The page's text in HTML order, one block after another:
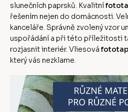
slunečních paprsků. Kvalitní
řešením nejen do domácnosti.
kanceláře. Správně zvolený vzor
uspořádání a při této příležitosti
rozjasnit interiér. Vliesová
který vás nezklame.